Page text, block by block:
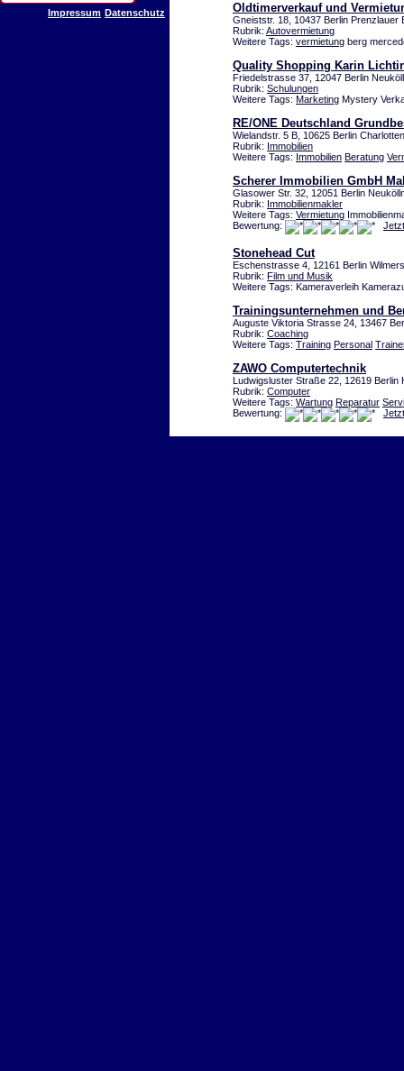
Impressum Datenschutz Oldtimerverkauf und
Gneiststr. 18, 10437 Berlin Prenzlauer
Rubrik: Autovermietung
Weitere Tags: vermietung berg
Quality Shopping Karin
Friedelstrasse 37, 12047 Berlin
Rubrik: Schulungen
Weitere Tags: Marketing Mystery
RE/ONE Deutschland
Wielandstr. 5 B, 10625 Berlin
Rubrik: Immobilien
Weitere Tags: Immobilien Beratung
Scherer Immobilien GmbH
Glasower Str. 32, 12051 Berlin
Rubrik: Immobilienmakler
Weitere Tags: Vermietung
Bewertung:
Stonehead Cut
Eschenstrasse 4, 12161 Berlin
Rubrik: Film und Musik
Weitere Tags: Kameraverleih
Trainingsunternehmen und
Auguste Viktoria Strasse 24, 13467
Rubrik: Coaching
Weitere Tags: Training Personal
ZAWO Computertechnik
Ludwigsluster Straße 22, 12619 Berlin
Rubrik: Computer
Weitere Tags: Wartung Reparatur
Bewertung: